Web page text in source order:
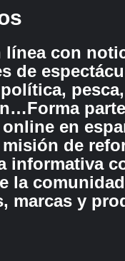
línea con
de
pesca,
en
de
informativa
la
marcas y